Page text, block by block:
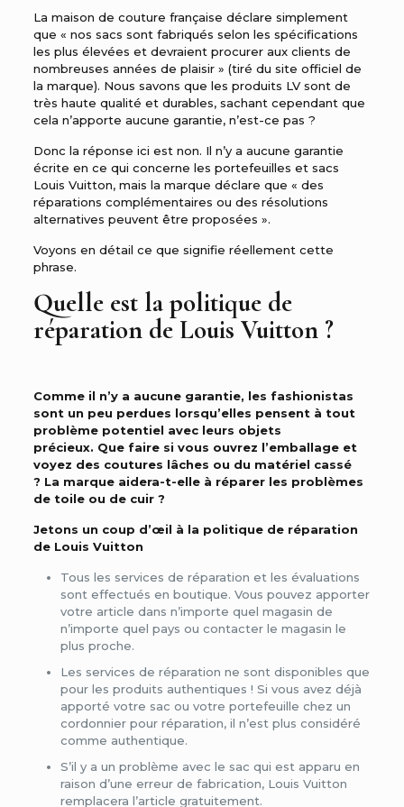
La maison de couture française déclare simplement
que « nos sacs sont fabriqués selon les spécifications
les plus élevées et devraient procurer aux clients de
nombreuses années de plaisir » (tiré du site officiel de
la marque). Nous savons que les produits LV sont de
très haute qualité et durables, sachant cependant que
cela n’apporte aucune garantie, n’est-ce pas ?
Donc la réponse ici est non. Il n’y a aucune garantie
écrite en ce qui concerne les portefeuilles et sacs
Louis Vuitton, mais la marque déclare que « des
réparations complémentaires ou des résolutions
alternatives peuvent être proposées ».
Voyons en détail ce que signifie réellement cette
phrase.
Quelle est la politique de
réparation de Louis Vuitton ?
Comme il n’y a aucune garantie, les fashionistas
sont un peu perdues lorsqu’elles pensent à tout
problème potentiel avec leurs objets
précieux. Que faire si vous ouvrez l’emballage et
voyez des coutures lâches ou du matériel cassé
? La marque aidera-t-elle à réparer les problèmes
de toile ou de cuir ?
Jetons un coup d’œil à la politique de réparation
de Louis Vuitton
Tous les services de réparation et les évaluations
sont effectués en boutique. Vous pouvez apporter
votre article dans n’importe quel magasin de
n’importe quel pays ou contacter le magasin le
plus proche.
Les services de réparation ne sont disponibles que
pour les produits authentiques ! Si vous avez déjà
apporté votre sac ou votre portefeuille chez un
cordonnier pour réparation, il n’est plus considéré
comme authentique.
S’il y a un problème avec le sac qui est apparu en
raison d’une erreur de fabrication, Louis Vuitton
remplacera l’article gratuitement.